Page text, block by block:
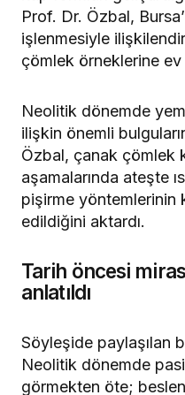
Prof. Dr. Özbal,
işlenmesiyle
çömlek örneklerine ev
Neolitik dönemde
ilişkin önemli
Özbal, çanak çömlek
aşamalarında ateşte
pişirme yöntemlerinin
edildiğini aktardı.
Tarih öncesi
anlatıldı
Söyleşide paylaşılan
Neolitik dönemde
görmekten öte;